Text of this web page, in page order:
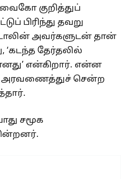
குறித்துப்
பிரிந்து தவறு
அவர்களுடன் தான்
தேர்தலில்
என்கிறார். என்ன
அரவணைத்துச் சென்ற
சமூக